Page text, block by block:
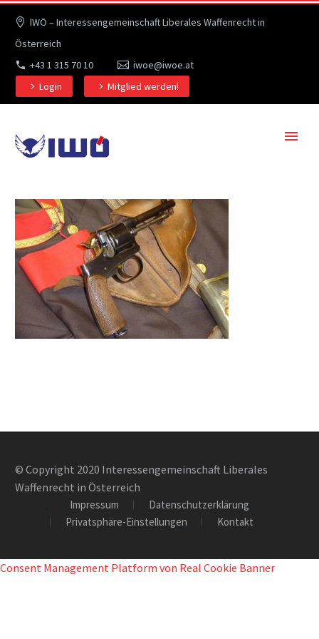
IWÖ – Interessengemeinschaft Liberales Waffenrecht in
Österreich
+43 1 315 70 10
iwoe@iwoe.at
Login
Mitglied werden!
© Copyright 2020 Interessengemeinschaft Liberales
Waffenrecht in Österreich
Impressum
Datenschutzerklärung
Privatsphäre-Einstellungen
Kontakt
Consent Management Platform von Real Cookie Banner